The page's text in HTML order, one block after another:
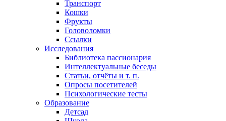
Транспорт
Кошки
Фрукты
Головоломки
Ссылки
Исследования
Библиотека пассионария
Интеллектуальные беседы
Статьи, отчёты и т. п.
Опросы посетителей
Психологические тесты
Образование
Детсад